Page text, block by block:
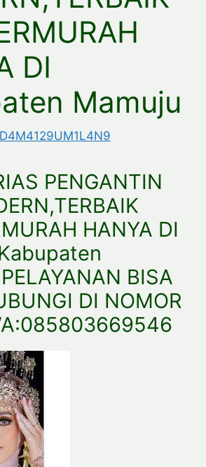
DI
Mamuju
D4M4129UM1L4N9
PENGANTIN
HANYA DI
BISA
DI NOMOR